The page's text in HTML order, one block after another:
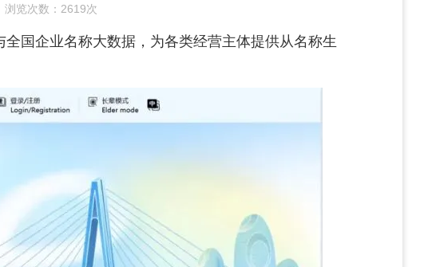
浏览次数： 2619次
国企业名称大数据，为各类经营主体提供从名称生